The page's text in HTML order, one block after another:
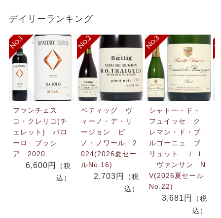
デイリーランキング
フランチェス
コ・クレリコ(チ
ェレット) バロ
ーロ ブッシ
ア 2020
6,600円
（税
込）
ベティッグ ヴ
ィーノ・デ・リ
ージョン ピ
ノ・ノワール 2
024(2026夏セー
ルNo.16)
2,703円
（税
込）
シャトー・ド・
フュイッセ ク
レマン・ド・ブ
ルゴーニュ ブ
リュット Ｊ.Ｊ.
ヴァンサン N
V(2026夏セール
No.22)
3,681円
（税
込）